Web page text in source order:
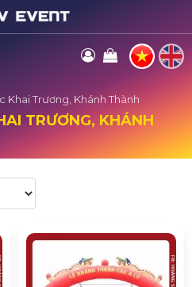
Khai Trương, Khánh Thành
TRƯƠNG, KHÁNH